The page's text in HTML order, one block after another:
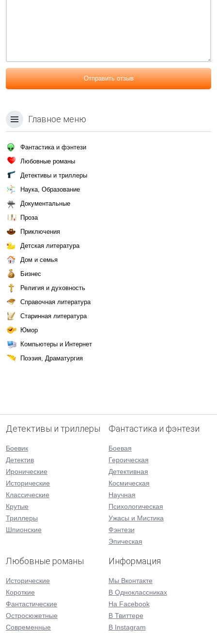
Отправить отзыв
Главное меню
Фантастика и фэнтези
Любовные романы
Детективы и триллеры
Наука, Образование
Документальные
Проза
Приключения
Детская литература
Дом и семья
Бизнес
Религия и духовность
Справочная литература
Старинная литература
Юмор
Компьютеры и Интернет
Поэзия, Драматургия
Детективы и триллеры
Боевик
Детектив
Иронические
Исторические
Классические
Крутые
Триллеры
Шпионские
Фантастика и фэнтези
Боевая
Героическая
Детективная
Космическая
Научная
Психологическая
Ужасы и Мистика
Фэнтези
Эпическая
Любовные романы
Исторические
Короткие
Фантастические
Остросюжетные
Современные
Информация
Мы Вконтакте
В Одноклассниках
На Facebook
В Твиттере
В Instagram